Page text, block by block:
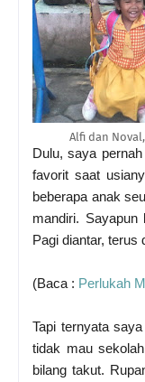
Alfi dan
Dulu, saya
favorit saat
beberapa anak
mandiri. Sayapun
Pagi diantar, terus
(Baca : Perlukah
Tapi ternyata
tidak mau
bilang takut.